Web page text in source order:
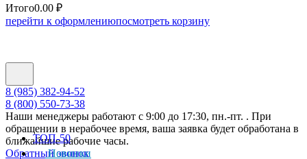
Итого0.00 ₽
перейти к оформлениюпосмотреть корзину
8 (985) 382-94-52
8 (800) 550-73-38
Наши менеджеры работают с 9:00 до 17:30, пн.-пт. . При
обращении в нерабочее время, ваша заявка будет обработана в
ближайшие рабочие часы.
Обратный звонок
ТОП-50
Новинки